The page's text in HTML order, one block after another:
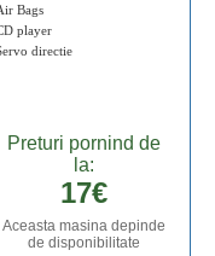
Bags
player
directie
Preturi pornind de
la:
17€
Aceasta masina depinde
de disponibilitate